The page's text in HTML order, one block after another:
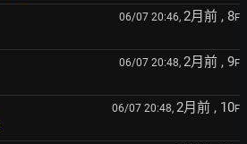
06/07 20:46, 2月前 , 8F
06/07 20:48, 2月前 , 9F
06/07 20:48, 2月前 , 10F